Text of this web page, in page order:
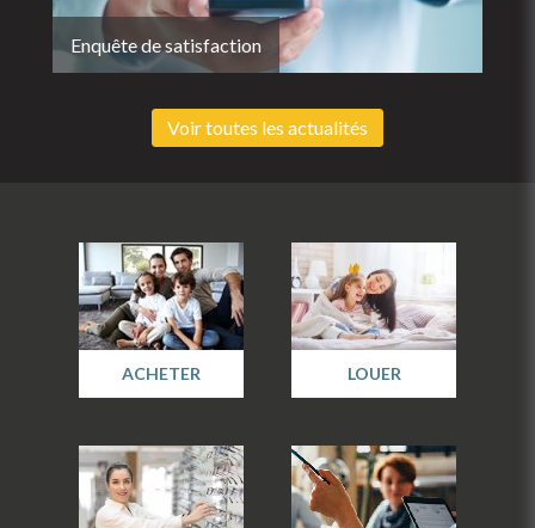
Enquête de satisfaction
Voir toutes les actualités
ACHETER LOUER